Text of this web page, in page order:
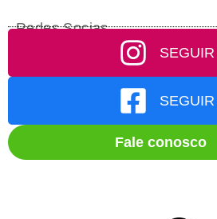
Redes Socias
SEGUIR
SEGUIR
Fale conosco